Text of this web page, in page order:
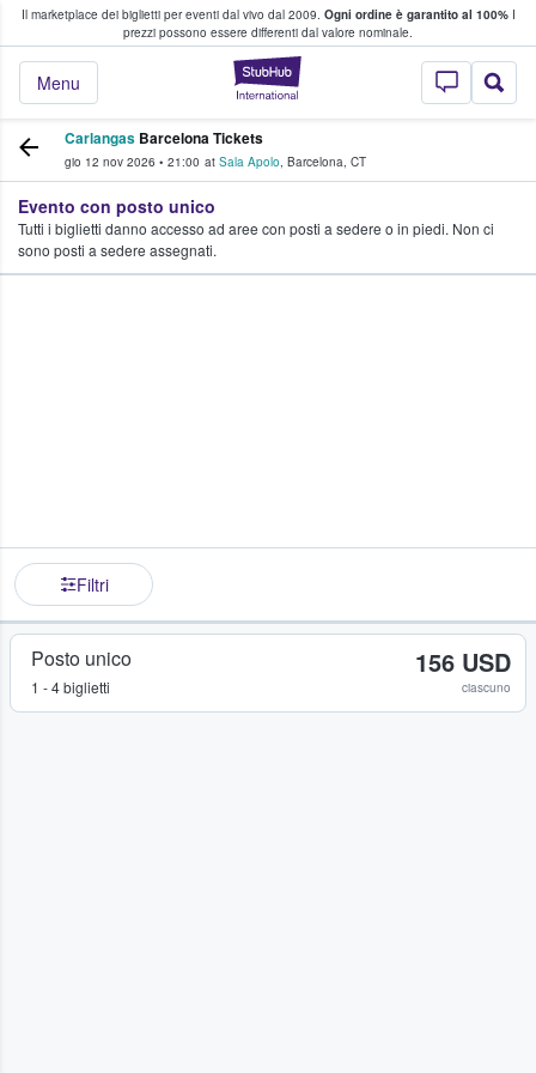
Il marketplace dei biglietti per eventi dal vivo dal 2009. Ogni ordine è garantito al 100%I
prezzi possono essere differenti dal valore nominale.
StubHub - Dove
Menu
fan comprano e vendono biglietti
Carlangas Barcelona Tickets
gio 12 nov 2026 • 21:00 at Sala Apolo, Barcelona, CT
Evento con posto unico
Tutti i biglietti danno accesso ad aree con posti a sedere o in piedi. Non ci
sono posti a sedere assegnati.
Filtri
Posto unico
1 - 4 biglietti
156 USD
ciascuno